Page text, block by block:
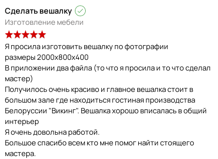
Сделать вешалку
Изготовление мебели
Я просила изготовить вешалку по фотографии
размеры 2000х800х400
В приложении два файла (то что я просила и то что сделал
мастер)
Получилось очень красиво и главное вешалка стоит в
большом зале где находиться гостиная производства
Белоруссии "Викинг". Вешалка хорошо вписалась в общий
интерьер
Я очень довольна работой.
Большое спасибо всем кто мне помог найти стоящего
мастера.